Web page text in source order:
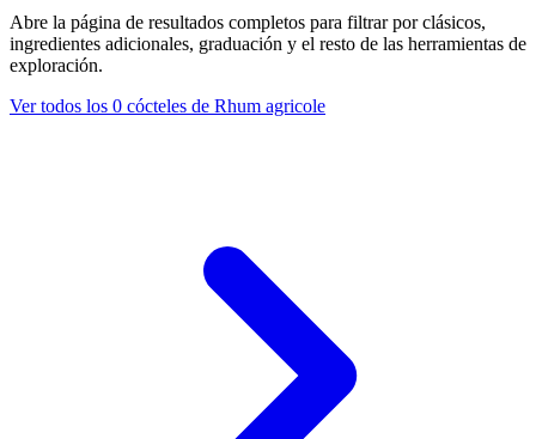
Abre la página de resultados completos para filtrar por clásicos,
ingredientes adicionales, graduación y el resto de las herramientas de
exploración.
Ver todos los 0 cócteles de Rhum agricole